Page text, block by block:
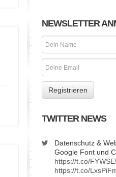
NEWSLETTER
TWITTER NEWS
Datenschutz &
Google Font und
https://t.co/
https://t.co/